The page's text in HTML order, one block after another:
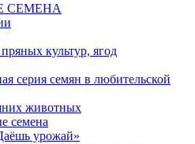
СЕМЕНА
культур, ягод
серия семян в любительской
животных
семена
урожай»